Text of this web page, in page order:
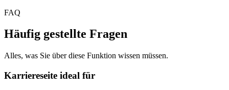
FAQ
Häufig gestellte Fragen
Alles, was Sie über diese Funktion wissen müssen.
Karriereseite ideal für